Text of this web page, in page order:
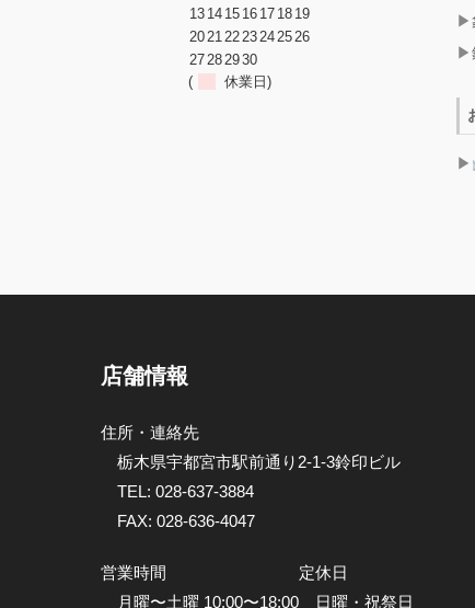
13 14 15 16 17 18 19
20 21 22 23 24 25 26
27 28 2930
(
休業日)
店舗情報
住所・連絡先
栃木県宇都宮市駅前通り2-1-3鈴印ビル
TEL: 028-637-3884
FAX: 028-636-4047
営業時間
月曜〜土曜 10:00〜18:00
定休日
日曜・祝祭日